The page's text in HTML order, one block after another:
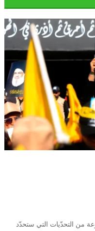
من التحدّيات التي ستحدّد